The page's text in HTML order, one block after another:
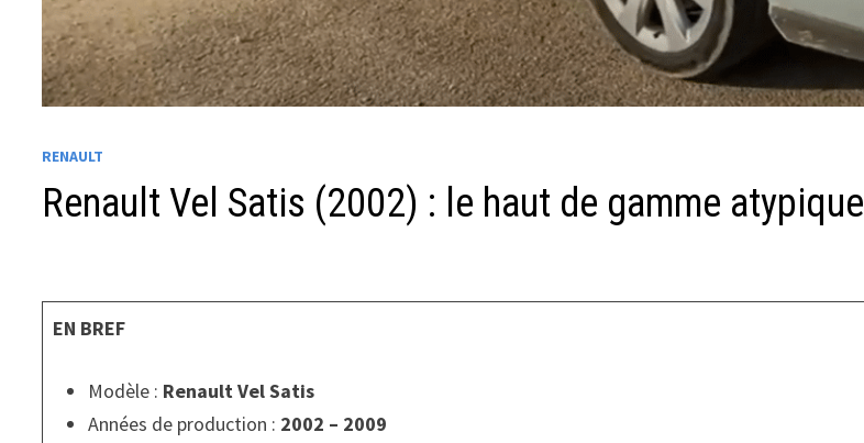
RENAULT
Renault Vel Satis (2002) : le haut de gamme atypique
EN BREF
Modèle : Renault Vel Satis
Années de production : 2002 – 2009